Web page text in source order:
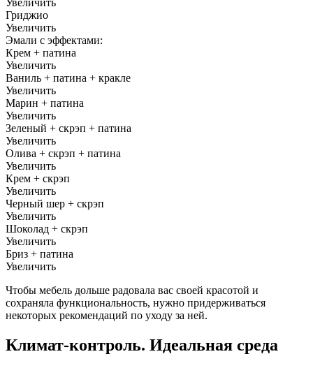
Увеличить
Гриджио
Увеличить
Эмали с эффектами:
Крем + патина
Увеличить
Ваниль + патина + кракле
Увеличить
Марин + патина
Увеличить
Зеленый + скрэп + патина
Увеличить
Олива + скрэп + патина
Увеличить
Крем + скрэп
Увеличить
Черный шер + скрэп
Увеличить
Шоколад + скрэп
Увеличить
Бриз + патина
Увеличить
Чтобы мебель дольше радовала вас своей красотой и
сохраняла функциональность, нужно придерживаться
некоторых рекомендаций по уходу за ней.
Климат-контроль. Идеальная среда